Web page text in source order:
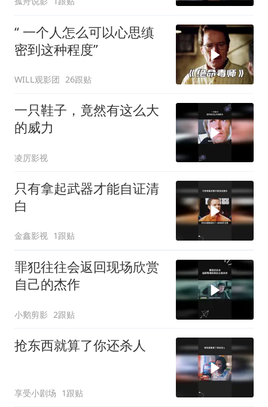
“ 一个人怎么可以心思缜
密到这种程度”
WILL观影团 26跟贴
一只鞋子，竟然有这么大
的威力
凌厉影视
只有拿起武器才能自证清
白
金鑫影视 1跟贴
罪犯往往会返回现场欣赏
自己的杰作
小鹅剪影 2跟贴
抢东西就算了你还杀人
享受小剧场 1跟贴